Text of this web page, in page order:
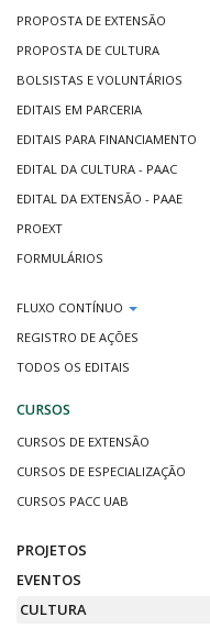
PROPOSTA DE EXTENSÃO
PROPOSTA DE CULTURA
BOLSISTAS E VOLUNTÁRIOS
EDITAIS EM PARCERIA
EDITAIS PARA FINANCIAMENTO
EDITAL DA CULTURA - PAAC
EDITAL DA EXTENSÃO - PAAE
PROEXT
FORMULÁRIOS
FLUXO CONTÍNUO
REGISTRO DE AÇÕES
TODOS OS EDITAIS
CURSOS
CURSOS DE EXTENSÃO
CURSOS DE ESPECIALIZAÇÃO
CURSOS PACC UAB
PROJETOS
EVENTOS
CULTURA